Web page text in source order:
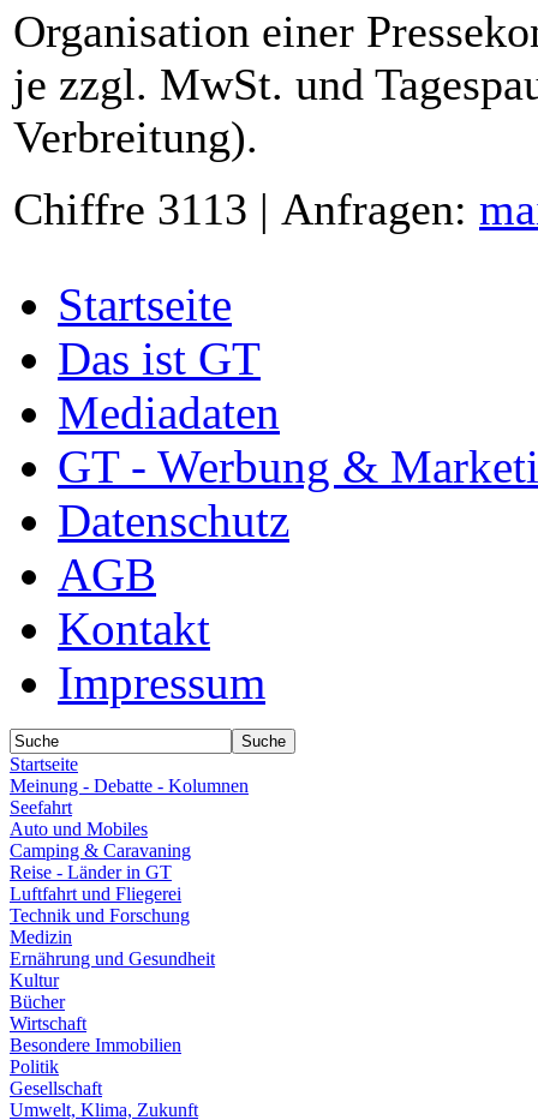
Organisation einer
je zzgl. MwSt. und
Verbreitung).
Chiffre 3113 | Anfragen:
Startseite
Das ist GT
Mediadaten
GT - Werbung &
Datenschutz
AGB
Kontakt
Impressum
Startseite
Meinung - Debatte - Kolumnen
Seefahrt
Auto und Mobiles
Camping & Caravaning
Reise - Länder in GT
Luftfahrt und Fliegerei
Technik und Forschung
Medizin
Ernährung und Gesundheit
Kultur
Bücher
Wirtschaft
Besondere Immobilien
Politik
Gesellschaft
Umwelt, Klima, Zukunft